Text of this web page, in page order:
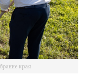
края